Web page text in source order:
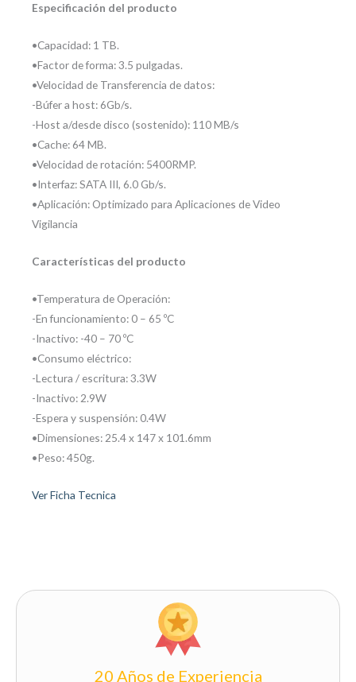
Especificación del producto
•Capacidad: 1 TB.
•Factor de forma: 3.5 pulgadas.
•Velocidad de Transferencia de datos:
-Búfer a host: 6Gb/s.
-Host a/desde disco (sostenido): 110 MB/s
•Cache: 64 MB.
•Velocidad de rotación: 5400RMP.
•Interfaz: SATA III, 6.0 Gb/s.
•Aplicación: Optimizado para Aplicaciones de Video
Vigilancia
Características del producto
•Temperatura de Operación:
-En funcionamiento: 0 – 65 ºC
-Inactivo: -40 – 70 ºC
•Consumo eléctrico:
-Lectura / escritura: 3.3W
-Inactivo: 2.9W
-Espera y suspensión: 0.4W
•Dimensiones: 25.4 x 147 x 101.6mm
•Peso: 450g.
Ver Ficha Tecnica
20 Años de Experiencia